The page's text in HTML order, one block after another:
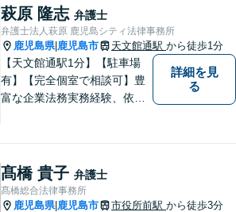
で、お悩みの解決に向けて丁
寧にアドバイスしていきま
す。
萩原 隆志 弁護士
弁護士法人萩原 鹿児島シティ法律事務所
鹿児島県| 鹿児島市 天文館通駅 から徒歩1分
【天文館通駅1分】【駐車場
有】【完全個室で相談可】豊
富な企業法務実務経験、依頼
を傾け、依頼者の悩みに寄り
添って助言や提案を提供して
参ります。 お気軽にご相談く
詳細を見
る
髙橋 貴子 弁護士
髙橋総合法律事務所
鹿児島県| 鹿児島市 市役所前駅 から徒歩3分